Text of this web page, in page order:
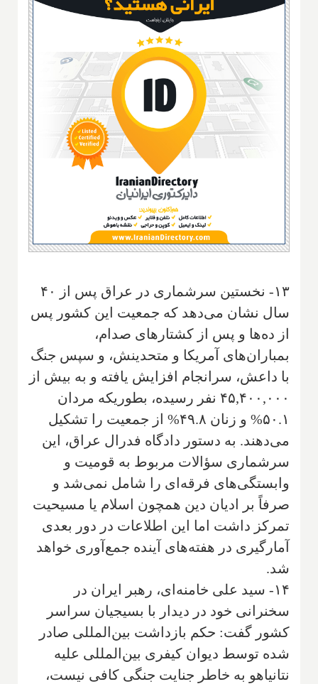
۱۳- نخستین سرشماری در عراق پس از ۴۰
سال نشان می‌دهد که جمعیت این کشور پس
از ده‌ها و پس از کشتارهای صدام،
بمباران‌های آمریکا و متحدینش، و سپس جنگ
با داعش، سرانجام افزایش یافته و به بیش از
۴۵,۴۰۰,۰۰۰ نفر رسیده، بطوریکه مردان
۵۰.۱% و زنان ۴۹.۸% از جمعیت را تشکیل
می‌دهند. به دستور دادگاه فدرال عراق، این
سرشماری سؤالات مربوط به قومیت و
وابستگی‌های فرقه‌ای را شامل نمی‌شد و
صرفاً بر ادیان دین همچون اسلام یا مسیحیت
تمرکز داشت اما این اطلاعات در دور بعدی
آمارگیری در هفته‌های آینده جمع‌آوری خواهد
شد.
۱۴- سید علی خامنه‌ای، رهبر ایران در
سخنرانی خود در دیدار با بسیجیان سراسر
کشور گفت: حکم بازداشت بین‌المللی صادر
شده توسط دیوان کیفری بین‌المللی علیه
نتانیاهو به خاطر جنایت جنگی کافی نیست،